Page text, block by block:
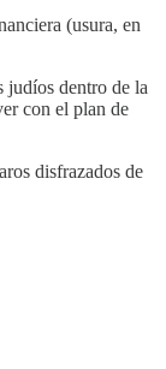
(usura, en
judíos dentro de la
con el plan de
disfrazados de